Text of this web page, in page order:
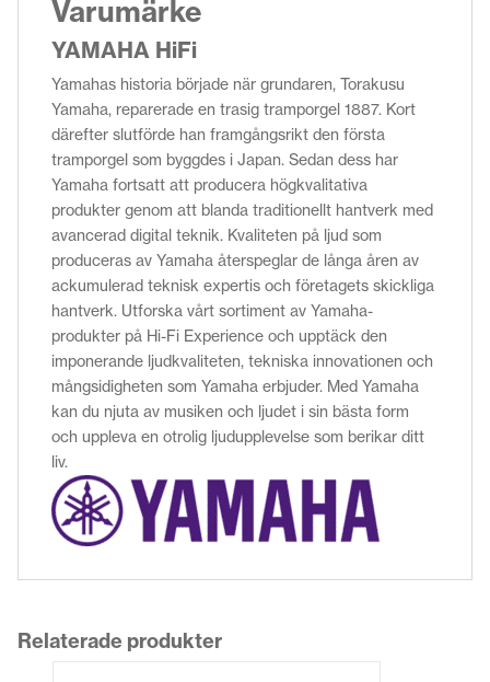
Varumärke
YAMAHA HiFi
Yamahas historia började när grundaren, Torakusu
Yamaha, reparerade en trasig tramporgel 1887. Kort
därefter slutförde han framgångsrikt den första
tramporgel som byggdes i Japan. Sedan dess har
Yamaha fortsatt att producera högkvalitativa
produkter genom att blanda traditionellt hantverk med
avancerad digital teknik. Kvaliteten på ljud som
produceras av Yamaha återspeglar de långa åren av
ackumulerad teknisk expertis och företagets skickliga
hantverk. Utforska vårt sortiment av Yamaha-
produkter på Hi-Fi Experience och upptäck den
imponerande ljudkvaliteten, tekniska innovationen och
mångsidigheten som Yamaha erbjuder. Med Yamaha
kan du njuta av musiken och ljudet i sin bästa form
och uppleva en otrolig ljudupplevelse som berikar ditt
liv.
Relaterade produkter